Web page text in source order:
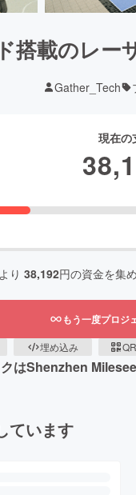
搭載のレー
Gather_Tech
現在の
り 38,192円の資金を集
もう一度プロジ
埋め込み
はShenzhen
ています